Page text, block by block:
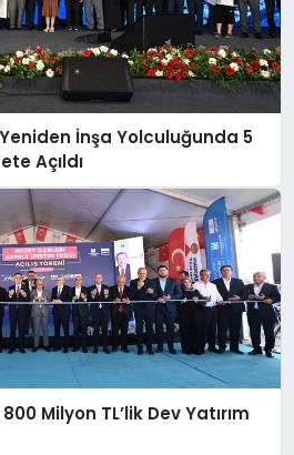
İnşa Yolculuğunda 5
Açıldı
Milyon TL’lik Dev Yatırım